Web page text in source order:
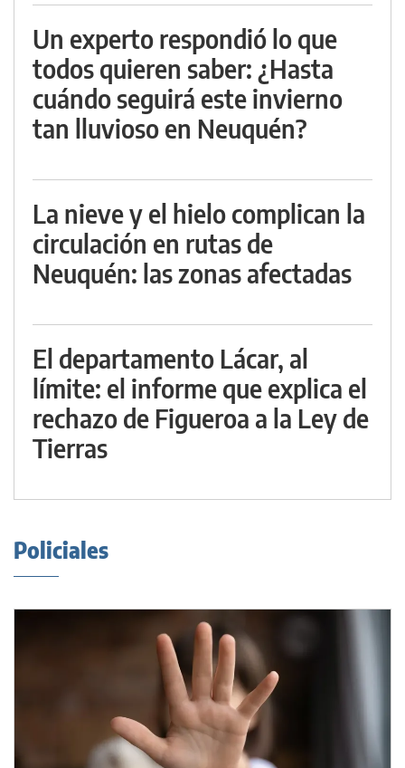
Un experto respondió lo que
todos quieren saber: ¿Hasta
cuándo seguirá este invierno
tan lluvioso en Neuquén?
La nieve y el hielo complican la
circulación en rutas de
Neuquén: las zonas afectadas
El departamento Lácar, al
límite: el informe que explica el
rechazo de Figueroa a la Ley de
Tierras
Policiales